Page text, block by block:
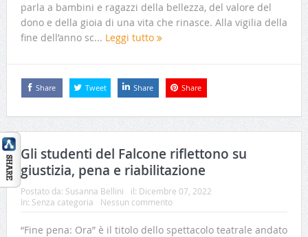
parla a bambini e ragazzi della bellezza, del valore del
dono e della gioia di una vita che rinasce. Alla vigilia della
fine dell’anno sc... Leggi tutto
Share Tweet Share Share
Gli studenti del Falcone riflettono su
giustizia, pena e riabilitazione
Postato da: Susanna Bellini il: Dicembre 07, 2022
In: Senza categoria Nessun commento
“Fine pena: Ora” è il titolo dello spettacolo teatrale andato